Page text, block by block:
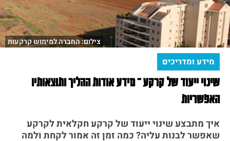
צילום: החברה למימוש קרקעות
מידע ומדריכים
שינוי ייעוד של קרקע – מידע אודות ההליך ותוצאותיו
האפשריות
איך מתבצע שינוי ייעוד של קרקע חקלאית לקרקע
שאפשר לבנות עליה? כמה זמן זה אמור לקחת ולמה